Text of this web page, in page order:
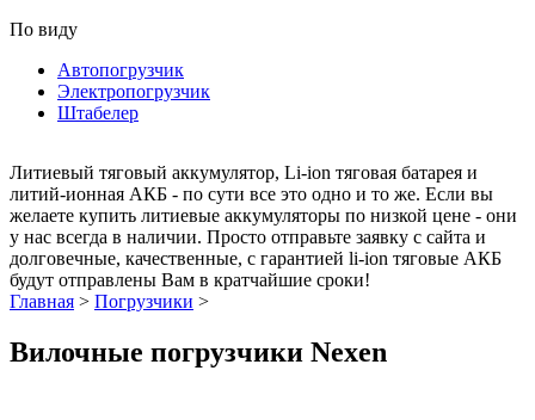
По виду
Автопогрузчик
Электропогрузчик
Штабелер
Литиевый тяговый аккумулятор, Li-ion тяговая батарея и
литий-ионная АКБ - по сути все это одно и то же. Если вы
желаете купить литиевые аккумуляторы по низкой цене - они
у нас всегда в наличии. Просто отправьте заявку с сайта и
долговечные, качественные, с гарантией li-ion тяговые АКБ
будут отправлены Вам в кратчайшие сроки!
Главная > Погрузчики >
Вилочные погрузчики Nexen